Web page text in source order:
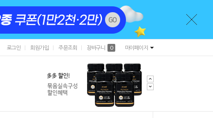
로그인 회원가입 주문조회 장바구니 0 마이페이지